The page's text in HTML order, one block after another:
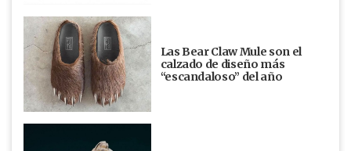
Las Bear Claw Mule son el
calzado de diseño más
“escandaloso” del año